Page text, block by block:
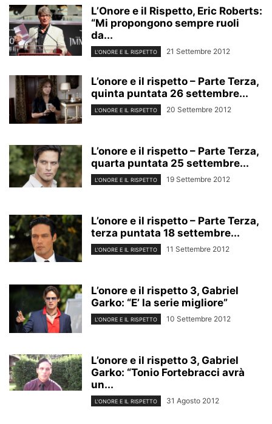
L’Onore e il Rispetto, Eric Roberts:
“Mi propongono sempre ruoli
da...
L'ONORE E IL RISPETTO 21 Settembre 2012
L’onore e il rispetto – Parte Terza,
quinta puntata 26 settembre...
L'ONORE E IL RISPETTO 20 Settembre 2012
L’onore e il rispetto – Parte Terza,
quarta puntata 25 settembre...
L'ONORE E IL RISPETTO 19 Settembre 2012
L’onore e il rispetto – Parte Terza,
terza puntata 18 settembre...
L'ONORE E IL RISPETTO 11 Settembre 2012
L’onore e il rispetto 3, Gabriel
Garko: “E’ la serie migliore”
L'ONORE E IL RISPETTO 10 Settembre 2012
L’onore e il rispetto 3, Gabriel
Garko: “Tonio Fortebracci avrà
un...
L'ONORE E IL RISPETTO 31 Agosto 2012